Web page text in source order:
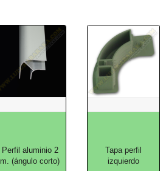
Perfil aluminio 2
m. (ángulo corto)
Tapa perfil
izquierdo